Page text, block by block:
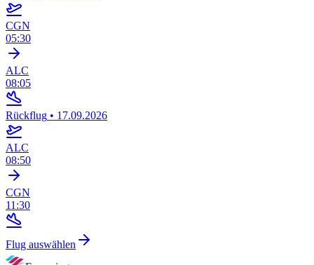
CGN
05:30
ALC
08:05
Rückflug • 17.09.2026
ALC
08:50
CGN
11:30
Flug auswählen